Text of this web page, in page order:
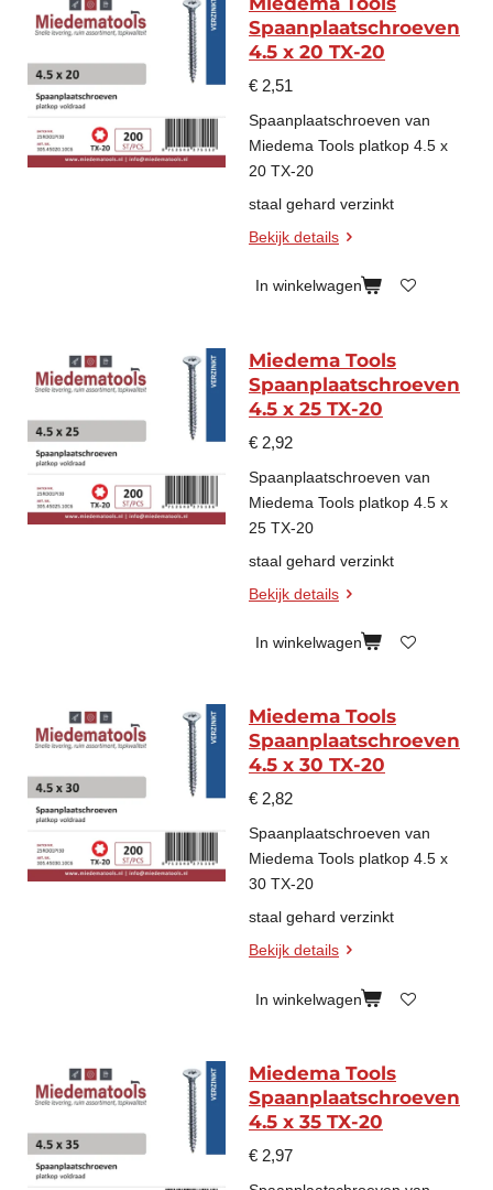
Spaanplaatschroeven
4.5 x 20 TX-20
€ 2,51
Spaanplaatschroeven van
Miedema Tools platkop 4.5 x
20 TX-20
staal gehard verzinkt
Bekijk details
In winkelwagen
Miedema Tools
Spaanplaatschroeven
4.5 x 25 TX-20
€ 2,92
Spaanplaatschroeven van
Miedema Tools platkop 4.5 x
25 TX-20
staal gehard verzinkt
Bekijk details
In winkelwagen
Miedema Tools
Spaanplaatschroeven
4.5 x 30 TX-20
€ 2,82
Spaanplaatschroeven van
Miedema Tools platkop 4.5 x
30 TX-20
staal gehard verzinkt
Bekijk details
In winkelwagen
Miedema Tools
Spaanplaatschroeven
4.5 x 35 TX-20
€ 2,97